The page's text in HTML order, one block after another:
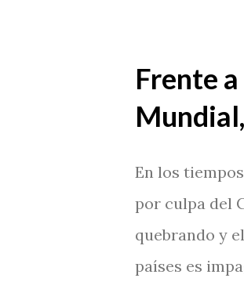
sucedido
maldita o que
de viviendas
lugar han
vista los
malo, ese
Frente
En los
por culpa del
quebrando y
países es